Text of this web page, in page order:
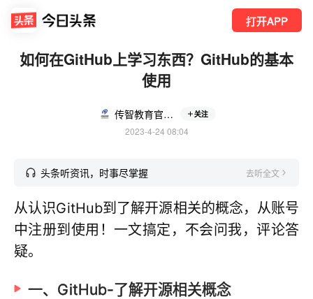
打开APP
如何在GitHub上学习东西？GitHub的基本
使用
传智教育官方账号 关注
2023-4-24 08:04
头条听资讯，时事尽掌握 去听全文
从认识GitHub到了解开源相关的概念，从账号
中注册到使用！一文搞定，不会问我，评论答
疑。
一、GitHub-了解开源相关概念